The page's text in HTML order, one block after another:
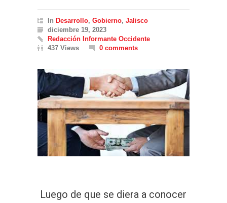
In Desarrollo, Gobierno, Jalisco
diciembre 19, 2023
Redacción Informante Occidente
437 Views
0 comments
Luego de que se diera a conocer